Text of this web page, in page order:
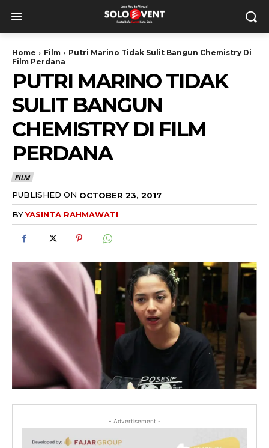
Home Film
Putri Marino Tidak Sulit Bangun Chemistry Di
Film Perdana
PUTRI MARINO TIDAK
SULIT BANGUN
CHEMISTRY DI FILM
PERDANA
FILM
PUBLISHED ON OCTOBER 23, 2017
BYYASINTA RAHMAWATI
- Advertisement -